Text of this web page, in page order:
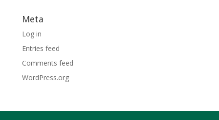
Meta
Log in
Entries feed
Comments feed
WordPress.org